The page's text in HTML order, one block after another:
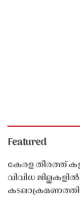
Featured
കേരള തീരത്ത്
വിവിധ